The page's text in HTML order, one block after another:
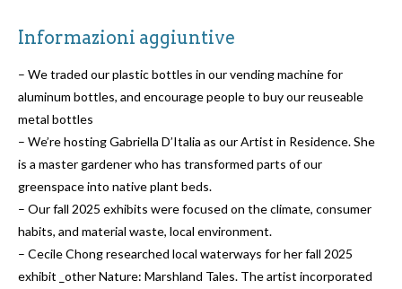
Informazioni aggiuntive
– We traded our plastic bottles in our vending machine for
aluminum bottles, and encourage people to buy our reuseable
metal bottles
– We’re hosting Gabriella D’Italia as our Artist in Residence. She
is a master gardener who has transformed parts of our
greenspace into native plant beds.
– Our fall 2025 exhibits were focused on the climate, consumer
habits, and material waste, local environment.
– Cecile Chong researched local waterways for her fall 2025
exhibit _other Nature: Marshland Tales. The artist incorporated